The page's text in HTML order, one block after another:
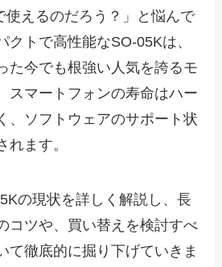
使えるのだろう？」と悩んで
クトで高性能なSO-05Kは、
た今でも根強い人気を誇るモ
スマートフォンの寿命はハー
、ソフトウェアのサポート状
れます。
の現状を詳しく解説し、長
コツや、買い替えを検討すべ
て徹底的に掘り下げていきま